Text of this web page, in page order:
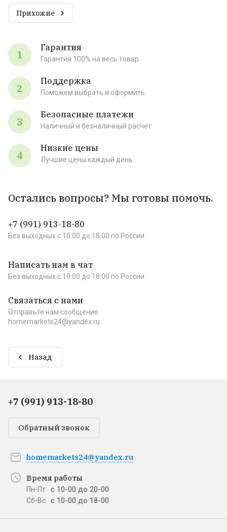
Прихожие
1
Гарантия
Гарантия 100% на весь товар
2
Поддержка
Поможем выбрать и оформить
3
Безопасные платежи
Наличный и безналичный расчет
4
Низкие цены
Лучшие цены каждый день
Остались вопросы? Мы готовы помочь.
+7 (991) 913-18-80
Без выходных c 10:00 до 18:00 по России.
Написать нам в чат
Без выходных c 19:00 до 18:00 по России.
Связаться с нами
Отправьте нам сообщение
homemarkets24@yandex.ru
Назад
+7 (991) 913-18-80
Обратный звонок
homemarkets24@yandex.ru
Время работы
Пн-Пт с 10-00 до 20-00
Сб-Вс с 10-00 до 18-00